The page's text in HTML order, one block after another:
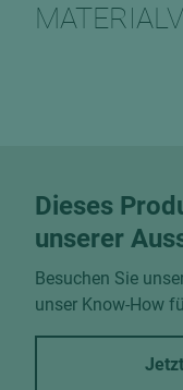
Dieses
unserer
Besuchen Sie
unser Know-How